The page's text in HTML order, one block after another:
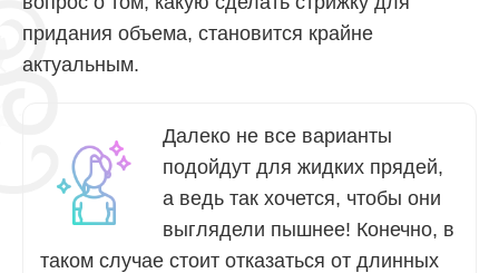
придания объема, становится крайне
актуальным.
Далеко не все варианты
подойдут для жидких прядей,
а ведь так хочется, чтобы они
выглядели пышнее! Конечно, в
таком случае стоит отказаться от длинных